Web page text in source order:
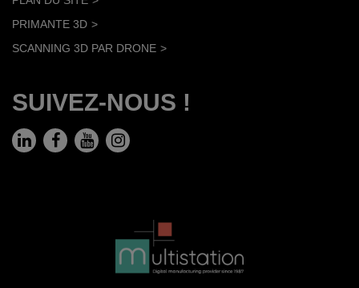
PRIMANTE 3D
SCANNING 3D PAR DRONE
SUIVEZ-NOUS !